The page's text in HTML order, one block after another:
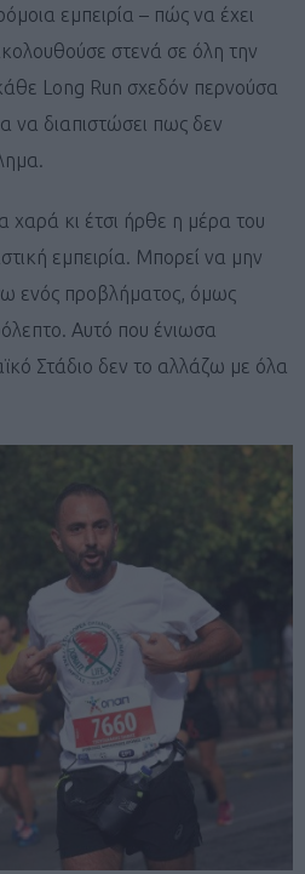
εμπειρία – πώς να έχει
στενά σε όλη την
Long Run σχεδόν περνούσα
να διαπιστώσει πως δεν
χαρά κι έτσι ήρθε η μέρα του
εμπειρία. Μπορεί να μην
ενός προβλήματος, όμως
Αυτό που ένιωσα
Στάδιο δεν το αλλάζω με όλα